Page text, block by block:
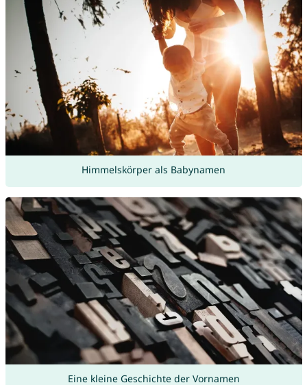
Himmelskörper als Babynamen
Eine kleine Geschichte der Vornamen